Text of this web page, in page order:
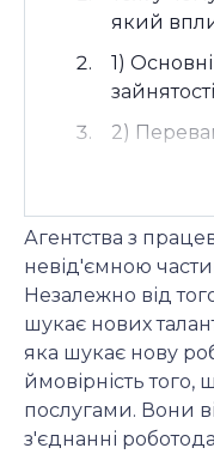
який
1)
зайнятості
2)
4) Вплив
5)
нагляд
6)
Висновок
Агентства з
невід'ємною
Незалежно від
шукає нових
яка шукає нову
ймовірність того,
послугами. Вони
з'єднанні